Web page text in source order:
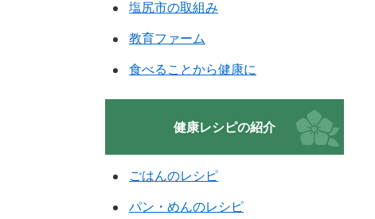
塩尻市の取組み
教育ファーム
食べることから健康に
健康レシピの紹介
ごはんのレシピ
パン・めんのレシピ